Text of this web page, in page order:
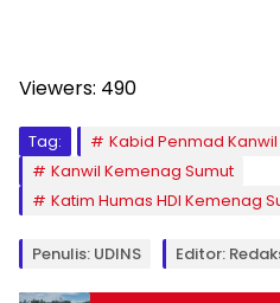
Viewers: 490
Tag:
Kabid Penmad
Kanwil Kemenag Sumut
Katim Humas HDI Kemenag
Penulis: UDINS Editor: